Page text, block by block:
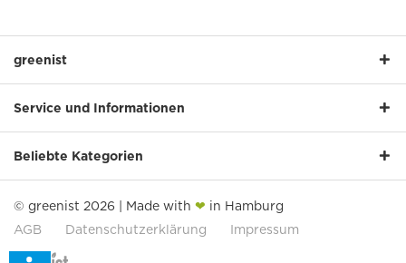
greenist
Service und Informationen
Beliebte Kategorien
© greenist 2026 | Made with ❤ in Hamburg
AGB
Datenschutzerklärung Impressum